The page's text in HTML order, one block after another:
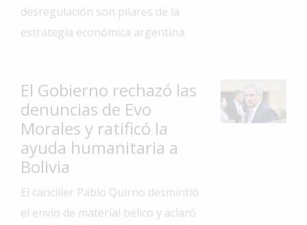
Interés
General
Deportes
Arte
Espectáculos
Cartelera
desregulación son pilares de la
estrategia económica argentina.
El Gobierno rechazó las
denuncias de Evo
Morales y ratificó la
ayuda humanitaria a
Bolivia
El canciller Pablo Quirno desmintió
el envío de material bélico y aclaró